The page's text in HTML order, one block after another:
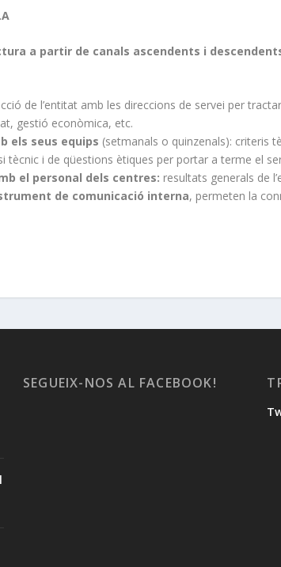
a partir de canals ascendents i
de l’entitat amb les direccions de servei per
gestió econòmica, etc.
els seus equips (setmanals o quinzenals): criteris
tècnic i de qüestions ètiques per portar a terme el
el personal dels centres: resultats generals de
de comunicació interna, permeten la
SEGUEIX-NOS AL FACEBOOK!